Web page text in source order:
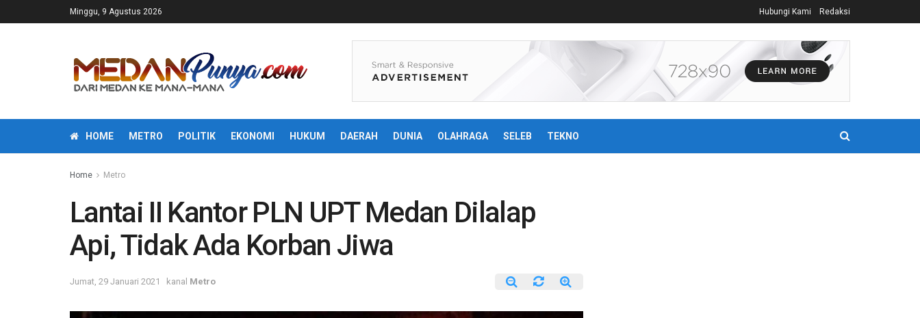
Minggu, 9 Agustus 2026 Hubungi Kami Redaksi
HOME METRO POLITIK EKONOMI HUKUM DAERAH DUNIA OLAHRAGA SELEB TEKNO
Home Metro
Lantai II Kantor PLN UPT Medan Dilalap
Api, Tidak Ada Korban Jiwa
Jumat, 29 Januari 2021 kanal Metro